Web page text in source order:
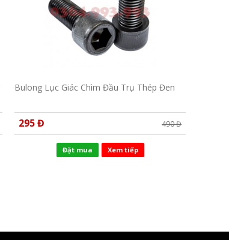
Bulong Lục Giác Chìm Đầu Trụ Thép Đen
295 Đ 490 Đ
Đặt mua Xem tiếp